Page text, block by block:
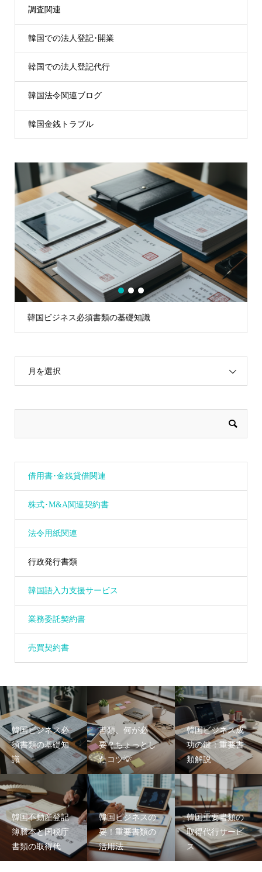
調査関連
韓国での法人登記･開業
韓国での法人登記代行
韓国法令関連ブログ
韓国金銭トラブル
韓国ビジネス必須書類の基礎知識
1 2 3
月を選択
借用書･金銭貸借関連
株式･M&A関連契約書
法令用紙関連
行政発行書類
韓国語入力支援サービス
業務委託契約書
売買契約書
韓国ビジネス必
須書類の基礎知
識
書類、何が必
要？ちょっとし
たコツ💡
韓国ビジネス成
功の鍵：重要書
類解説
韓国不動産登記
簿謄本と国税庁
書類の取得代
韓国ビジネスの
要！重要書類の
活用法
韓国重要書類の
取得代行サービ
ス